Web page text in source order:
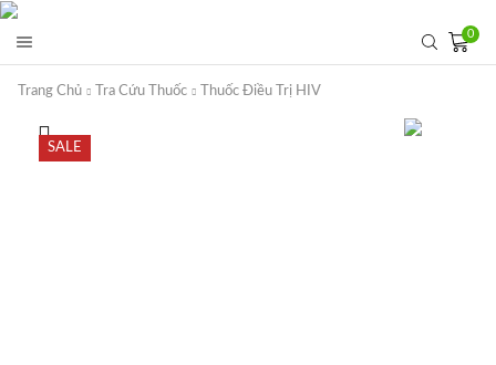
0
Trang Chủ Tra Cứu Thuốc Thuốc Điều Trị HIV
SALE